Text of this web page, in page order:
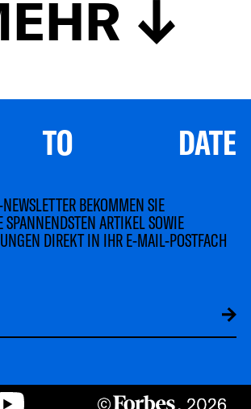
DATE
BEKOMMEN SIE
SPANNENDSTEN ARTIKEL SOWIE
DIREKT IN IHR E-MAIL-POSTFACH